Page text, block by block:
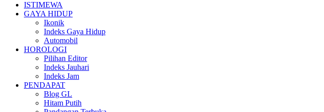
ISTIMEWA
GAYA HIDUP
Ikonik
Indeks Gaya Hidup
Automobil
HOROLOGI
Pilihan Editor
Indeks Jauhari
Indeks Jam
PENDAPAT
Blog GL
Hitam Putih